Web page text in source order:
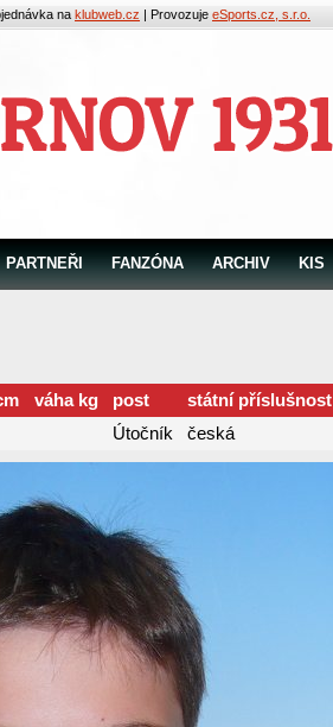
na klubweb.cz | Provozuje eSports.cz, s.r.o.
PARTNEŘI FANZÓNA ARCHIV KIS
váha kg post
státní příslušnost
Útočník česká